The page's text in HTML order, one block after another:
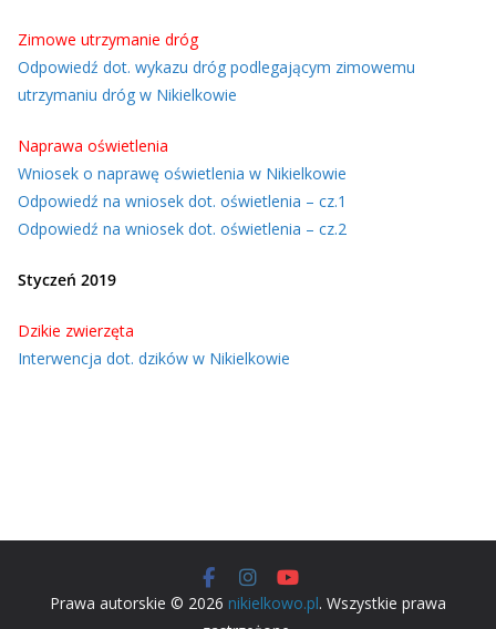
Zimowe utrzymanie dróg
Odpowiedź dot. wykazu dróg podlegającym zimowemu
utrzymaniu dróg w Nikielkowie
Naprawa oświetlenia
Wniosek o naprawę oświetlenia w Nikielkowie
Odpowiedź na wniosek dot. oświetlenia – cz.1
Odpowiedź na wniosek dot. oświetlenia – cz.2
Styczeń 2019
Dzikie zwierzęta
Interwencja dot. dzików w Nikielkowie
Prawa autorskie © 2026 nikielkowo.pl. Wszystkie prawa